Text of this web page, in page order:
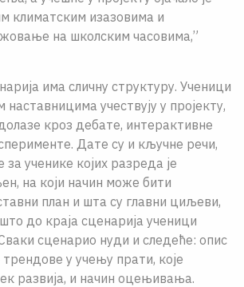
климатским изазовима и
на школским часовима,”
има сличну структуру. Ученици
наставницима учествују у пројекту,
кроз дебате, интерактивне
Дате су и кључне речи,
ученике којих разреда је
на који начин може бити
план и шта су главни циљеви,
до краја сценарија ученици
сценарио нуди и следеће: опис
трендове у учењу прати, које
развија, и начин оцењивања.